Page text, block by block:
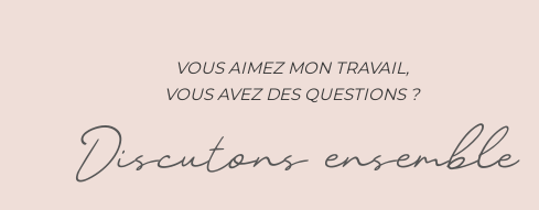
VOUS AIMEZ MON TRAVAIL,
VOUS AVEZ DES QUESTIONS ?
Discutons ensemble